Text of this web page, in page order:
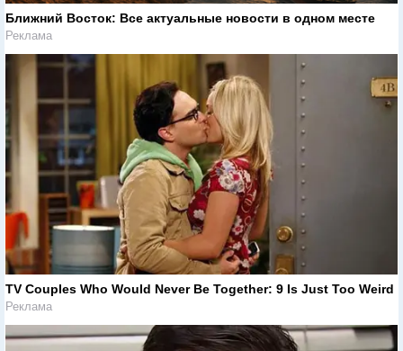
Ближний Восток: Все актуальные новости в одном месте
Реклама
TV Couples Who Would Never Be Together: 9 Is Just Too Weird
Реклама